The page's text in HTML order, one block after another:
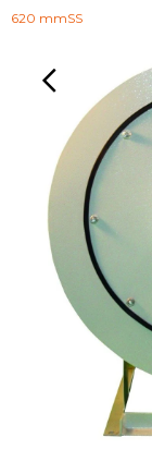
620 mmSS